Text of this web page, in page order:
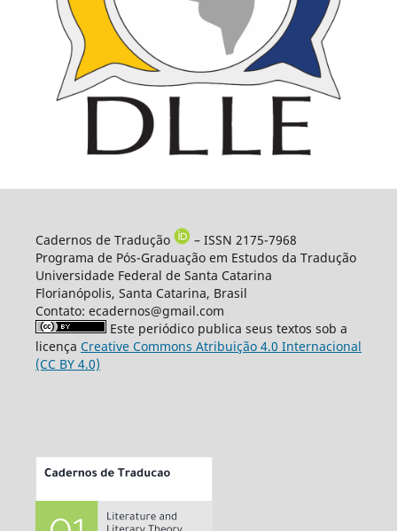
Cadernos de Tradução
– ISSN 2175-7968
Programa de Pós-Graduação em Estudos da Tradução
Universidade Federal de Santa Catarina
Florianópolis, Santa Catarina, Brasil
Contato: ecadernos@gmail.com
Este periódico publica seus textos sob a
licença Creative Commons Atribuição 4.0 Internacional
(CC BY 4.0)